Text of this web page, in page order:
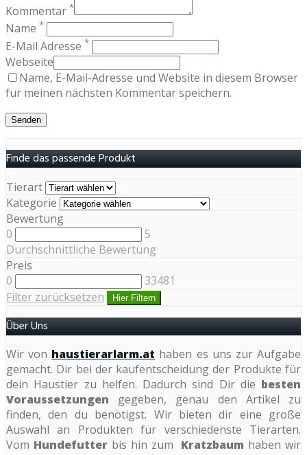
Kommentar *
Name *
E-Mail Adresse *
Webseite
Name, E-Mail-Adresse und Website in diesem Browser
für meinen nächsten Kommentar speichern.
Finde das passende Produkt
Tierart
Kategorie
Bewertung
0
5
Durchschnittliche Bewertung
Preis
0
33481
Filter zurücksetzen
Hier Filtern
Über Uns
Wir von haustierarlarm.at haben es uns zur Aufgabe
gemacht. Dir bei der kaufentscheidung der Produkte für
dein Haustier zu helfen. Dadurch sind Dir die besten
Voraussetzungen gegeben, genau den Artikel zu
finden, den du benötigst. Wir bieten dir eine große
Auswahl an Produkten für verschiedenste Tierarten.
Vom Hundefutter bis hin zum Kratzbaum haben wir